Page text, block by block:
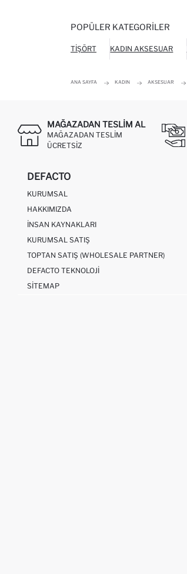
POPÜLER KATEGORILER
TIŞÖRT KADIN AKSESUAR
ANA SAYFA KADIN AKSESUAR
MAĞAZADAN TESLIM AL
MAĞAZADAN TESLIM
ÜCRETSIZ
DEFACTO
KURUMSAL
HAKKIMIZDA
İNSAN KAYNAKLARI
KURUMSAL SATIŞ
TOPTAN SATIŞ (WHOLESALE PARTNER)
DEFACTO TEKNOLOJI
SITEMAP